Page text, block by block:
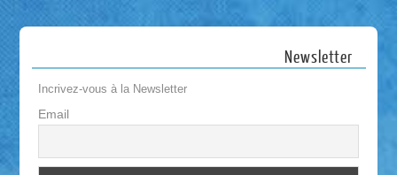
Newsletter
Incrivez-vous à la Newsletter
Email